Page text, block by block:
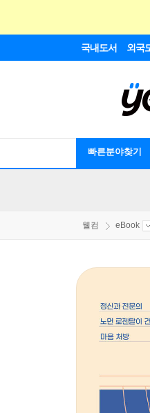
국내도서 외국
빠른분야찾기
웰컴 eBook